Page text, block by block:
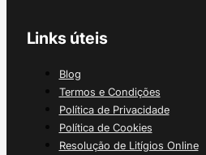
Links úteis
Blog
Termos e Condições
Política de Privacidade
Política de Cookies
Resolução de Litígios Online